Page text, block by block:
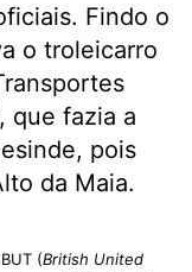
Findo o
o troleicarro
, que fazia a
pois
da Maia.
(British United